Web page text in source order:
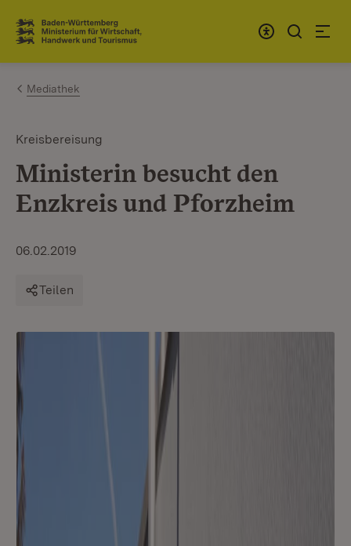
Zum Inhalt springen
Link zur Startseite
Mediathek
Kreisbereisung
Ministerin besucht den
Enzkreis und Pforzheim
06.02.2019
Teilen